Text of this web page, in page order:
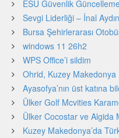
ESU Güvenlik
Sevgi Liderliği – İnal
Bursa Şehirlerarası
windows 11 26h2
WPS Office’i sildim
Ohrid, Kuzey Makedonya
Ayasofya’nın üst katına
Ülker Golf Mcvities
Ülker Cocostar ve Algida
Kuzey Makedonya’da